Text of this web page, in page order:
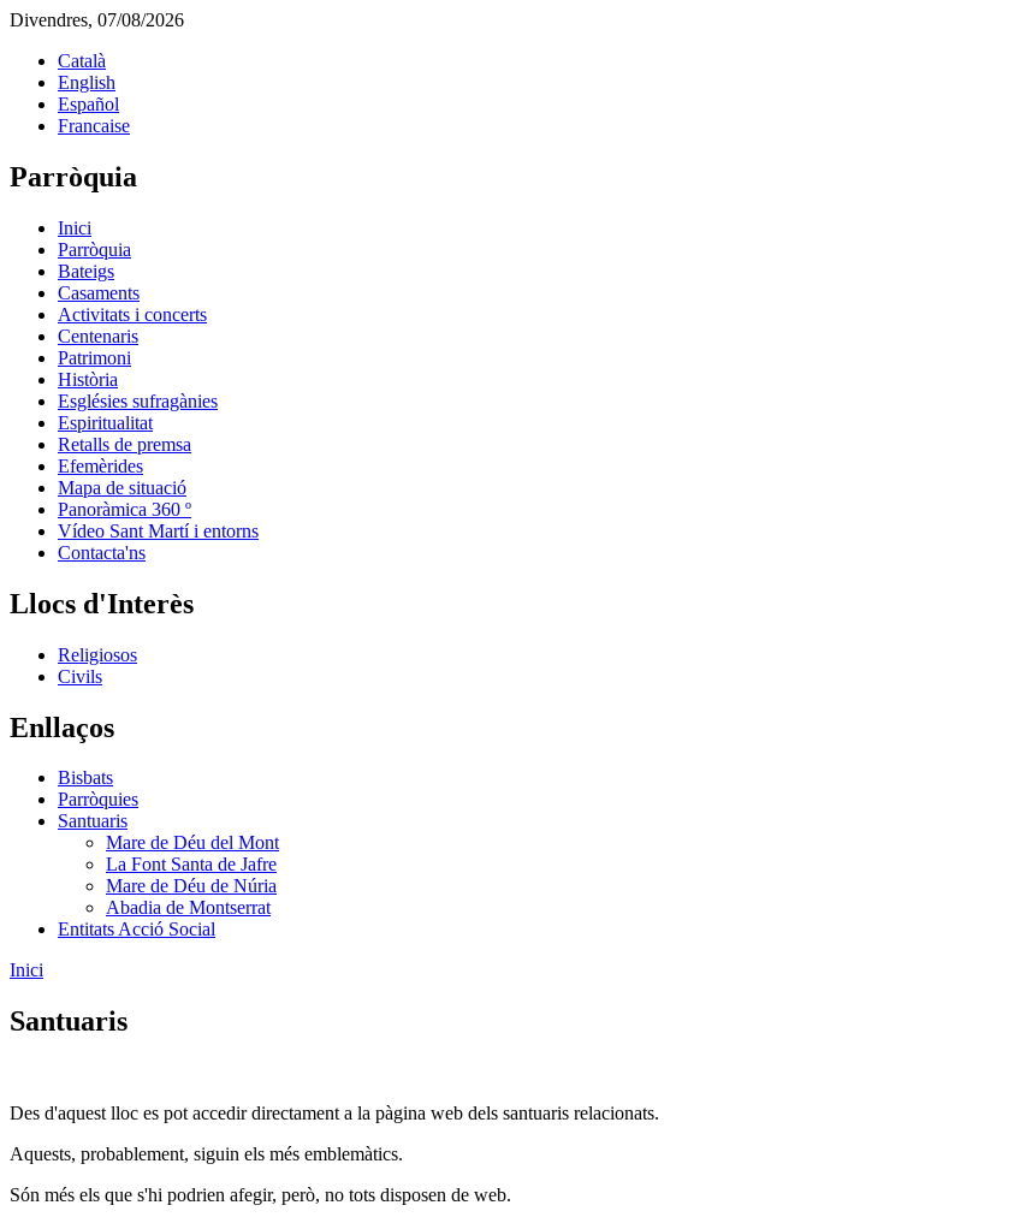
Divendres, 07/08/2026
Català
English
Español
Francaise
Parròquia
Inici
Parròquia
Bateigs
Casaments
Activitats i concerts
Centenaris
Patrimoni
Història
Esglésies sufragànies
Espiritualitat
Retalls de premsa
Efemèrides
Mapa de situació
Panoràmica 360 º
Vídeo Sant Martí i entorns
Contacta'ns
Llocs d'Interès
Religiosos
Civils
Enllaços
Bisbats
Parròquies
Santuaris
Mare de Déu del Mont
La Font Santa de Jafre
Mare de Déu de Núria
Abadia de Montserrat
Entitats Acció Social
Inici
Santuaris
Des d'aquest lloc es pot accedir directament a la pàgina web dels santuaris relacionats.
Aquests, probablement, siguin els més emblemàtics.
Són més els que s'hi podrien afegir, però, no tots disposen de web.